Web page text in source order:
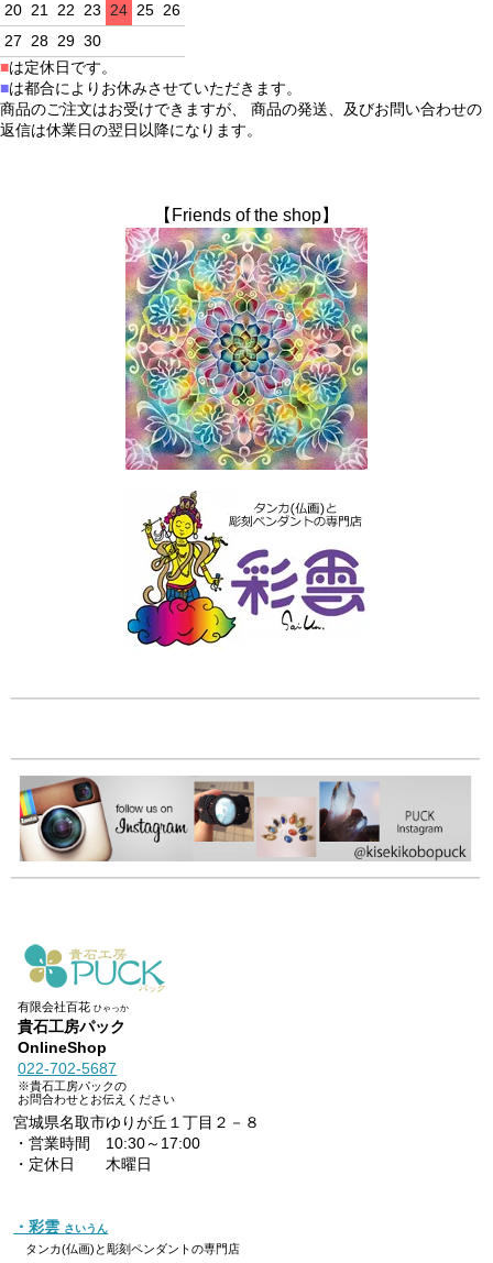
20 21 22 23 24 25 26
27 28 29 30
■は定休日です。
■は都合によりお休みさせていただきます。
商品のご注文はお受けできますが、 商品の発送、及びお問い合わせの
返信は休業日の翌日以降になります。
【Friends of the shop】
有限会社百花ひゃっか
貴石工房パック
OnlineShop
022-702-5687
※貴石工房パックの
お問合わせとお伝えください
宮城県名取市ゆりが丘１丁目２－８
・営業時間 10:30～17:00
・定休日 木曜日
・彩雲 さいうん
タンカ(仏画)と彫刻ペンダントの専門店